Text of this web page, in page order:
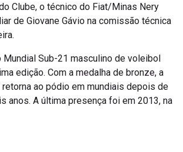
Clube, o técnico do Fiat/Minas Nery
de Giovane Gávio na comissão técnica
Mundial Sub-21 masculino de voleibol
edição. Com a medalha de bronze, a
ao pódio em mundiais depois de
anos. A última presença foi em 2013, na